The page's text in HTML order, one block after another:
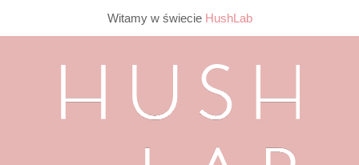
Witamy w świecie HushLab